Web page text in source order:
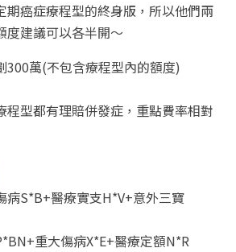
期癌症療程型的終身版，所以他們兩
度建議可以各半開～
300萬(不包含療程型內的額度)
程型都有理賠併發症，重點費率相對
病S*B+醫療實支H*V+意外三寶
重大傷病X*E+醫療定額N*R